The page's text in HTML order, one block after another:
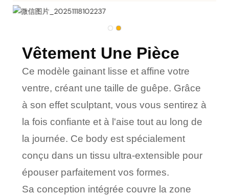
Vêtement Une Pièce
Ce modèle gainant lisse et affine votre
ventre, créant une taille de guêpe. Grâce
à son effet sculptant, vous vous sentirez à
la fois confiante et à l'aise tout au long de
la journée. Ce body est spécialement
conçu dans un tissu ultra-extensible pour
épouser parfaitement vos formes.
Sa conception intégrée couvre la zone